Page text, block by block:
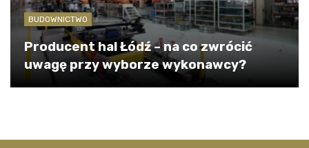
BUDOWNICTWO
Producent hal Łódź – na co zwrócić
uwagę przy wyborze wykonawcy?